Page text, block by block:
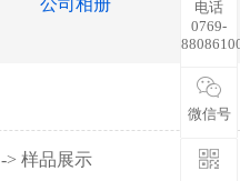
公司相册
-> 样品展示
电话
0769-
微信号